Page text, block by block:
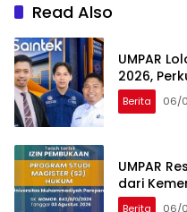
Read Also
UMPAR
2026,
Berita 06/
UMPAR
dari
Berita 06/